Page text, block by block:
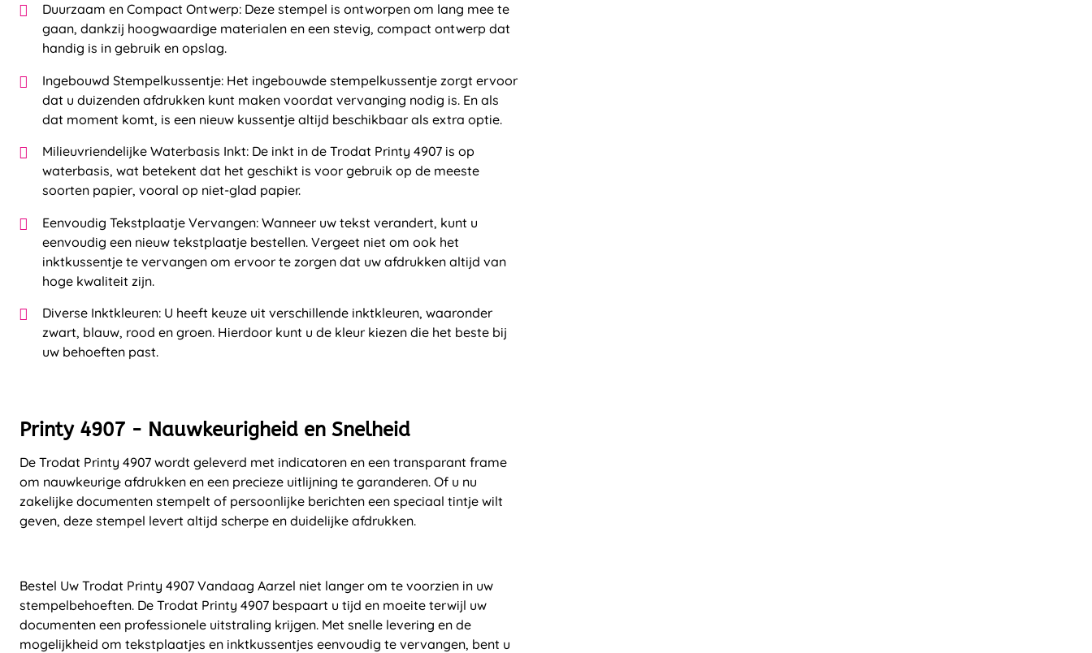
Duurzaam en Compact Ontwerp: Deze stempel is ontworpen om lang mee te
gaan, dankzij hoogwaardige materialen en een stevig, compact ontwerp dat
handig is in gebruik en opslag.
Ingebouwd Stempelkussentje: Het ingebouwde stempelkussentje zorgt ervoor
dat u duizenden afdrukken kunt maken voordat vervanging nodig is. En als
dat moment komt, is een nieuw kussentje altijd beschikbaar als extra optie.
Milieuvriendelijke Waterbasis Inkt: De inkt in de Trodat Printy 4907 is op
waterbasis, wat betekent dat het geschikt is voor gebruik op de meeste
soorten papier, vooral op niet-glad papier.
Eenvoudig Tekstplaatje Vervangen: Wanneer uw tekst verandert, kunt u
eenvoudig een nieuw tekstplaatje bestellen. Vergeet niet om ook het
inktkussentje te vervangen om ervoor te zorgen dat uw afdrukken altijd van
hoge kwaliteit zijn.
Diverse Inktkleuren: U heeft keuze uit verschillende inktkleuren, waaronder
zwart, blauw, rood en groen. Hierdoor kunt u de kleur kiezen die het beste bij
uw behoeften past.
Printy 4907 - Nauwkeurigheid en Snelheid
De Trodat Printy 4907 wordt geleverd met indicatoren en een transparant frame
om nauwkeurige afdrukken en een precieze uitlijning te garanderen. Of u nu
zakelijke documenten stempelt of persoonlijke berichten een speciaal tintje wilt
geven, deze stempel levert altijd scherpe en duidelijke afdrukken.
Bestel Uw Trodat Printy 4907 Vandaag Aarzel niet langer om te voorzien in uw
stempelbehoeften. De Trodat Printy 4907 bespaart u tijd en moeite terwijl uw
documenten een professionele uitstraling krijgen. Met snelle levering en de
mogelijkheid om tekstplaatjes en inktkussentjes eenvoudig te vervangen, bent u